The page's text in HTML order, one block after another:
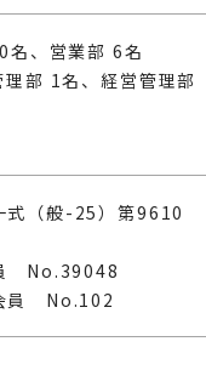
名、営業部 6名
部 1名、経営管理部
（般-25）第9610
No.39048
員 No.102